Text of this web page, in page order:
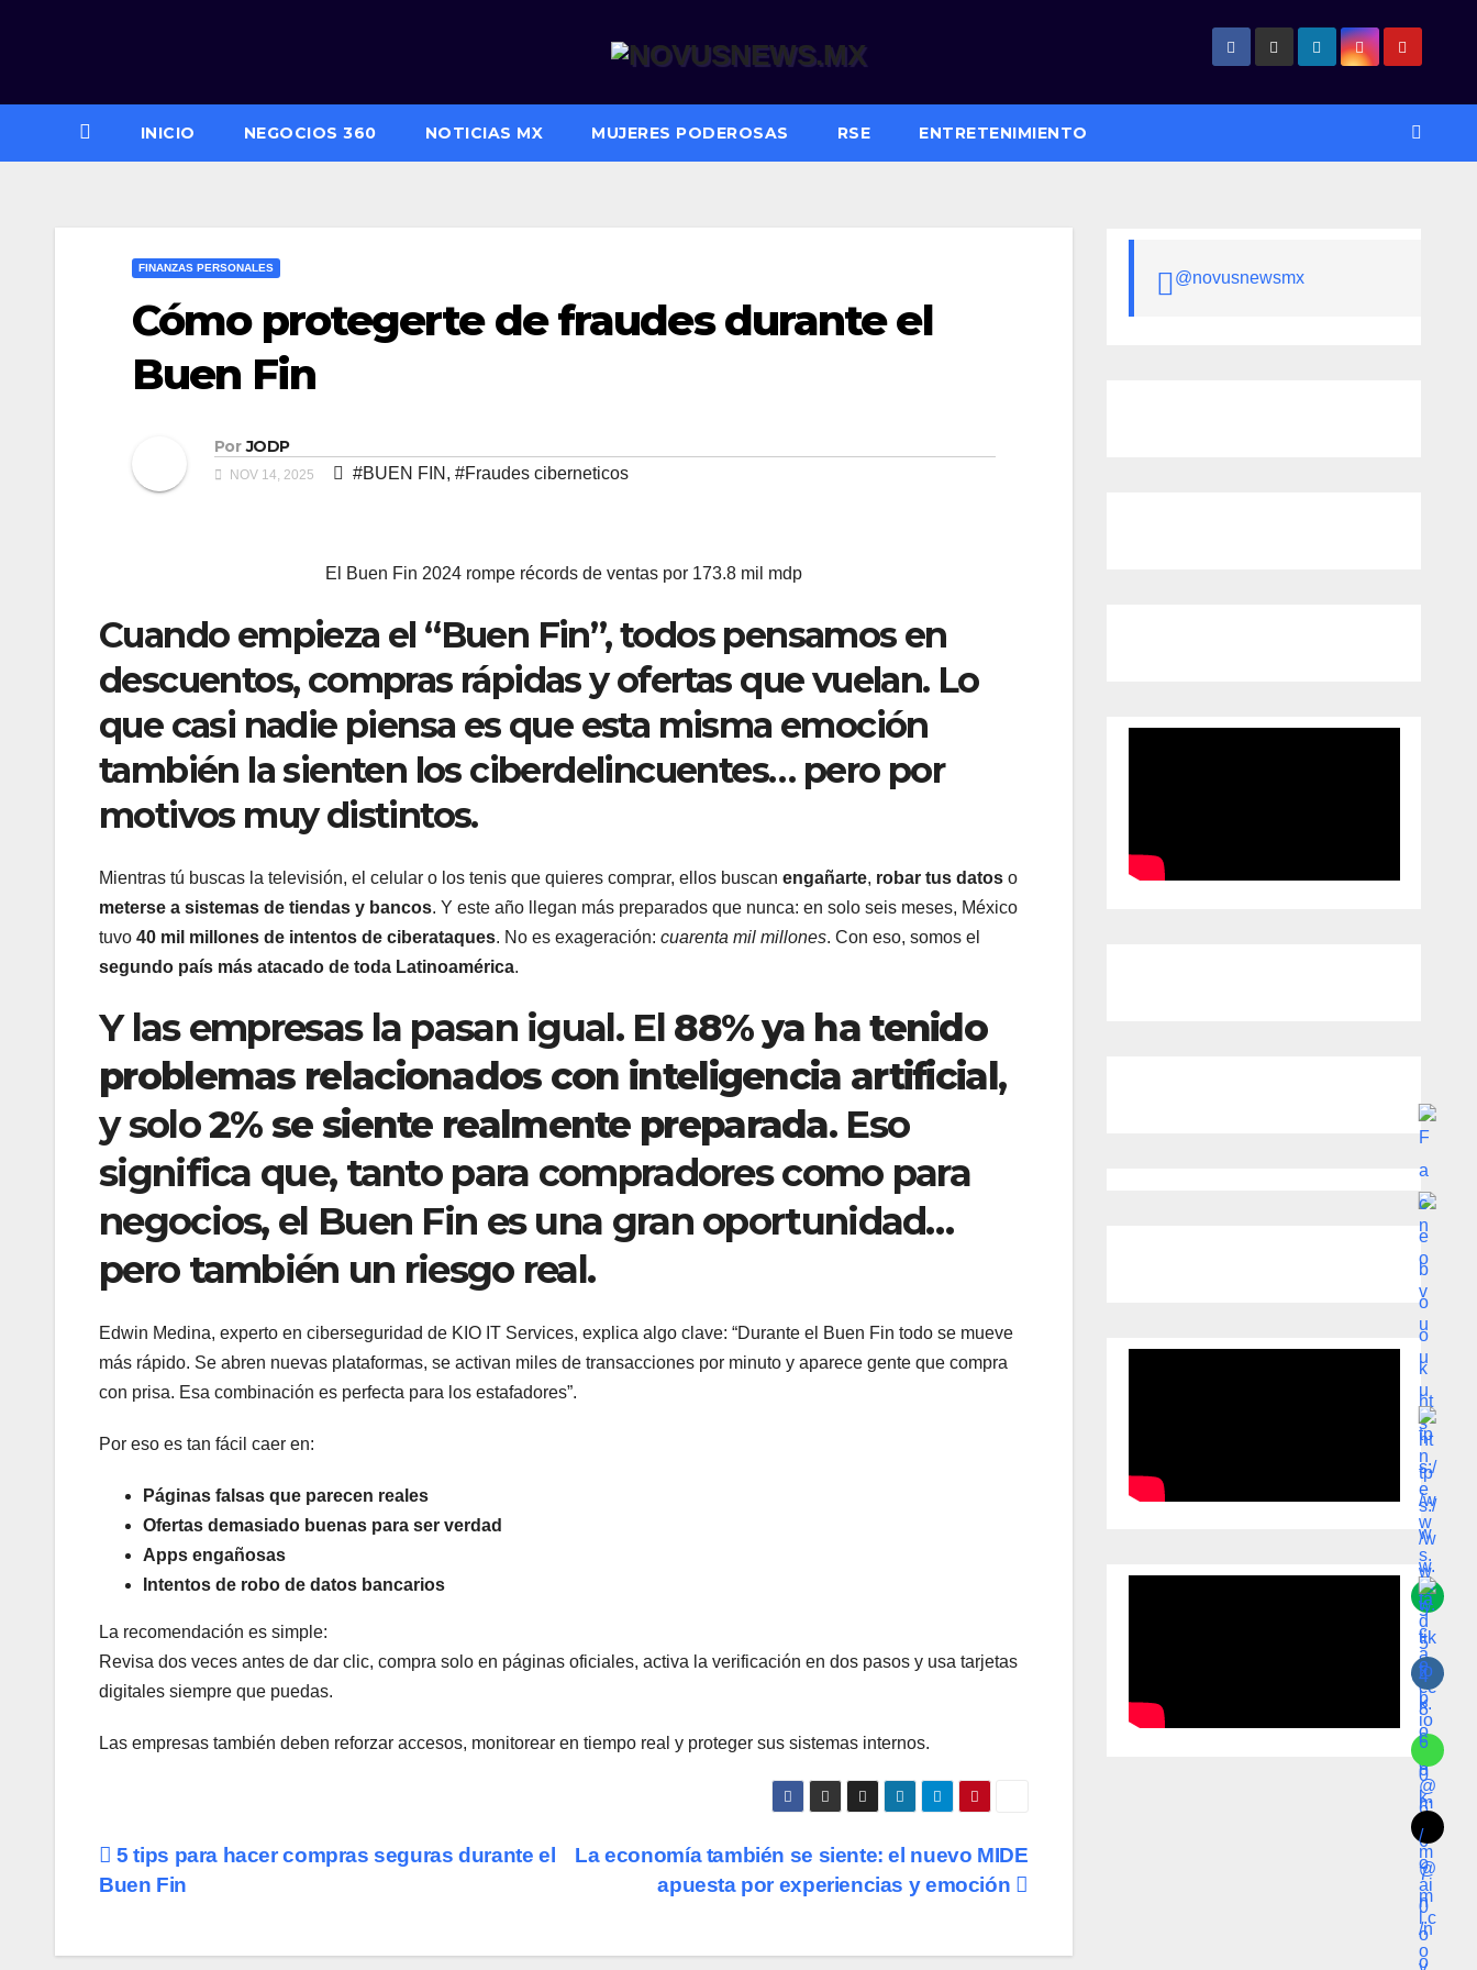
INICIO NEGOCIOS 360 NOTICIAS MX MUJERES PODEROSAS RSE ENTRETENIMIENTO
FINANZAS PERSONALES
Cómo protegerte de fraudes durante el
Buen Fin
Por JODP
NOV 14, 2025 #BUEN FIN , #Fraudes ciberneticos
El Buen Fin 2024 rompe récords de ventas por 173.8 mil mdp
Cuando empieza el “Buen Fin”, todos pensamos en
descuentos, compras rápidas y ofertas que vuelan. Lo
que casi nadie piensa es que esta misma emoción
también la sienten los ciberdelincuentes… pero por
motivos muy distintos.
Mientras tú buscas la televisión, el celular o los tenis que quieres comprar, ellos buscan engañarte, robar tus datos o
meterse a sistemas de tiendas y bancos. Y este año llegan más preparados que nunca: en solo seis meses, México
tuvo 40 mil millones de intentos de ciberataques. No es exageración: cuarenta mil millones. Con eso, somos el
segundo país más atacado de toda Latinoamérica.
Y las empresas la pasan igual. El 88% ya ha tenido
problemas relacionados con inteligencia artificial,
y solo2% se siente realmente preparada. Eso
significa que, tanto para compradores como para
negocios, el Buen Fin es una gran oportunidad…
pero también un riesgo real.
Edwin Medina, experto en ciberseguridad de KIO IT Services, explica algo clave: “Durante el Buen Fin todo se mueve
más rápido. Se abren nuevas plataformas, se activan miles de transacciones por minuto y aparece gente que compra
con prisa. Esa combinación es perfecta para los estafadores”.
Por eso es tan fácil caer en:
Páginas falsas que parecen reales
Ofertas demasiado buenas para ser verdad
Apps engañosas
Intentos de robo de datos bancarios
La recomendación es simple:
Revisa dos veces antes de dar clic, compra solo en páginas oficiales, activa la verificación en dos pasos y usa tarjetas
digitales siempre que puedas.
Las empresas también deben reforzar accesos, monitorear en tiempo real y proteger sus sistemas internos.
Navegación
entradas
La economía también se siente: el nuevo MIDE
apuesta por experiencias y emoción
5 tips para hacer compras seguras durante el
Buen Fin
@novusnewsmx